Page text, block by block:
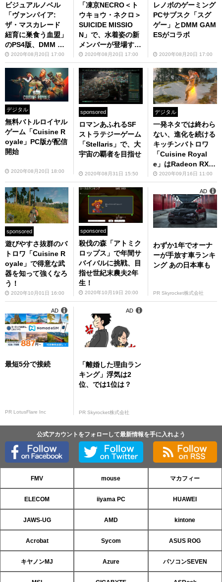
ビジュアルノベル
「ヴァンパイア:
ザ・マスカレード
紐育に巣食う血盟」
のPS4版、DMM GA
ME PLAYER版が予
約開始
2020年08月20日 17:00
「凍京NECRO＜ト
ウキョウ・ネクロ＞
SUICIDE MISSIO
N」で、水着姿の新
メンバーが登場する
新イベント開催
2020年08月20日 17:00
レノボのゲーミング
PCサブスク「スグ
ゲー」とDMM GAM
ESがコラボ
2020年08月20日 17:00
デジタル
無料バトルロイヤル
ゲーム「Cuisine R
oyale」PC版が配信
開始
2020年08月20日 18:00
sponsored
ロマンあふれるSF
ストラテジーゲーム
「Stellaris」で、大
宇宙の覇者を目指せ
2020年08月31日 15:50
デジタル
一発ネタでは終わら
ない、進化を続ける
キッチンバトロワ
「Cuisine Royal
e」はRadeon RX 5
500 XTで快適に動
くか？
2020年09月16日 11:00
sponsored
遊びやすさ抜群のバ
トロワ「Cuisine R
oyale」で得意な武
器を知って強くなろ
う！
2020年10月01日 16:00
sponsored
殺伐の森「アトミク
ロップス」で年間サ
バイバルに挑戦、目
指せ世紀末農夫2年
生！
2020年10月19日 20:00
わずか1年でオーナ
ーが手放す車ランキ
ング あの日本車も
PR Skyrocket株式会社
AD
最短5分で接続
PR LotusFlare Inc
AD
「離婚した理由ラン
キング」浮気は2
位、では1位は？
PR Skyrocket株式会社
AD
公式アカウントをフォローして最新情報を手に入れよう
FMV mouse マカフィー
ELECOM iiyama PC HUAWEI
JAWS-UG AMD kintone
Acrobat Sycom ASUS ROG
キヤノンMJ Azure パソコンSEVEN